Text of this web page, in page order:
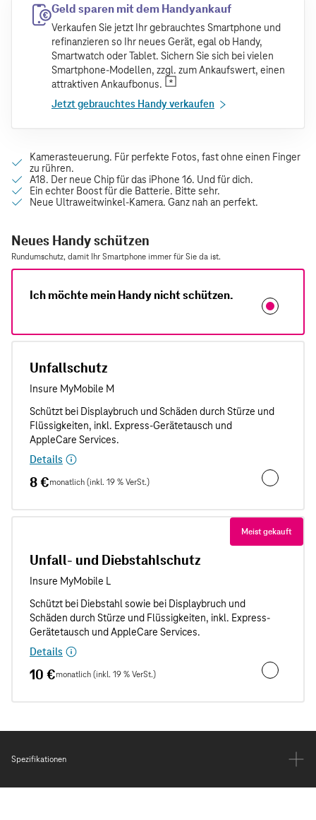
Geld sparen mit dem Handyankauf
Verkaufen Sie jetzt Ihr gebrauchtes Smartphone und
refinanzieren so Ihr neues Gerät, egal ob Handy,
Smartwatch oder Tablet. Sichern Sie sich bei vielen
Smartphone-Modellen, zzgl. zum Ankaufswert, einen
attraktiven Ankaufbonus.
Jetzt gebrauchtes Handy verkaufen
Neues Handy schützen
Rundumschutz, damit Ihr Smartphone immer für Sie da ist.
Ich möchte mein Handy nicht schützen.
Unfallschutz
Details
8 €monatlich (inkl. 19 % VerSt.)
Meist gekauft
Unfall- und Diebstahlschutz
Details
10 €monatlich (inkl. 19 % VerSt.) Unfall- und
Spezifikationen